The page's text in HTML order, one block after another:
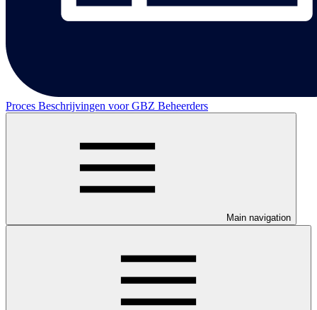
Proces Beschrijvingen voor GBZ Beheerders
Main navigation